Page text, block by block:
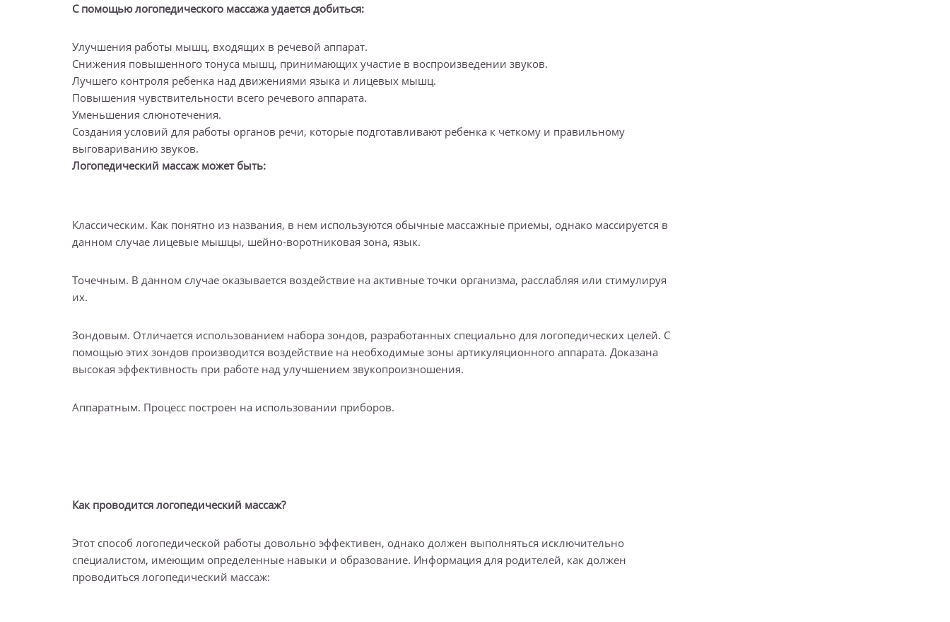
С помощью логопедического массажа удается добиться:
Улучшения работы мышц, входящих в речевой аппарат.
Снижения повышенного тонуса мышц, принимающих участие в воспроизведении звуков.
Лучшего контроля ребенка над движениями языка и лицевых мышц.
Повышения чувствительности всего речевого аппарата.
Уменьшения слюнотечения.
Создания условий для работы органов речи, которые подготавливают ребенка к четкому и правильному
выговариванию звуков.
Логопедический массаж может быть:
Классическим. Как понятно из названия, в нем используются обычные массажные приемы, однако массируется в
данном случае лицевые мышцы, шейно-воротниковая зона, язык.
Точечным. В данном случае оказывается воздействие на активные точки организма, расслабляя или стимулируя
их.
Зондовым. Отличается использованием набора зондов, разработанных специально для логопедических целей. С
помощью этих зондов производится воздействие на необходимые зоны артикуляционного аппарата. Доказана
высокая эффективность при работе над улучшением звукопроизношения.
Аппаратным. Процесс построен на использовании приборов.
Как проводится логопедический массаж?
Этот способ логопедической работы довольно эффективен, однако должен выполняться исключительно
специалистом, имеющим определенные навыки и образование. Информация для родителей, как должен
проводиться логопедический массаж: